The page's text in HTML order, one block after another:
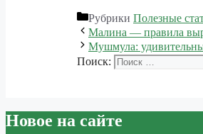
Рубрики Полезные
Малина — правила
Мушмула:
Поиск:
Новое на сайте